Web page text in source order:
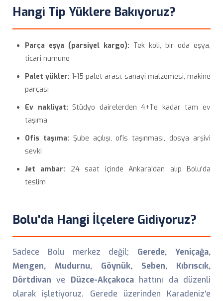
Hangi Tip Yüklere Bakıyoruz?
Parça eşya (parsiyel kargo): Tek koli, bir oda eşya,
ticari numune
Palet yükler: 1-15 palet arası, sanayi malzemesi, makine
parçası
Ev nakliyat: Stüdyo dairelerden 4+1'e kadar tam ev
taşıma
Ofis taşıma: Şube açılışı, ofis taşınması, dosya arşivi
sevki
Jet ambar: 24 saat içinde Ankara'dan alıp Bolu'da
teslim
Bolu'da Hangi İlçelere Gidiyoruz?
Sadece Bolu merkez değil; Gerede, Yeniçağa,
Mengen, Mudurnu, Göynük, Seben, Kıbrıscık,
Dörtdivan ve Düzce-Akçakocahattını da düzenli
olarak işletiyoruz. Gerede üzerinden Karadeniz'e